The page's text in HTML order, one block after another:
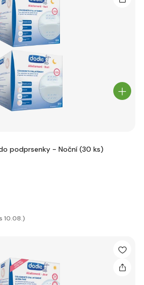
podprsenky - Noční (30 ks)
10.08.)